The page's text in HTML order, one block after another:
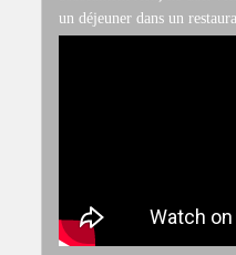
un déjeuner dans un